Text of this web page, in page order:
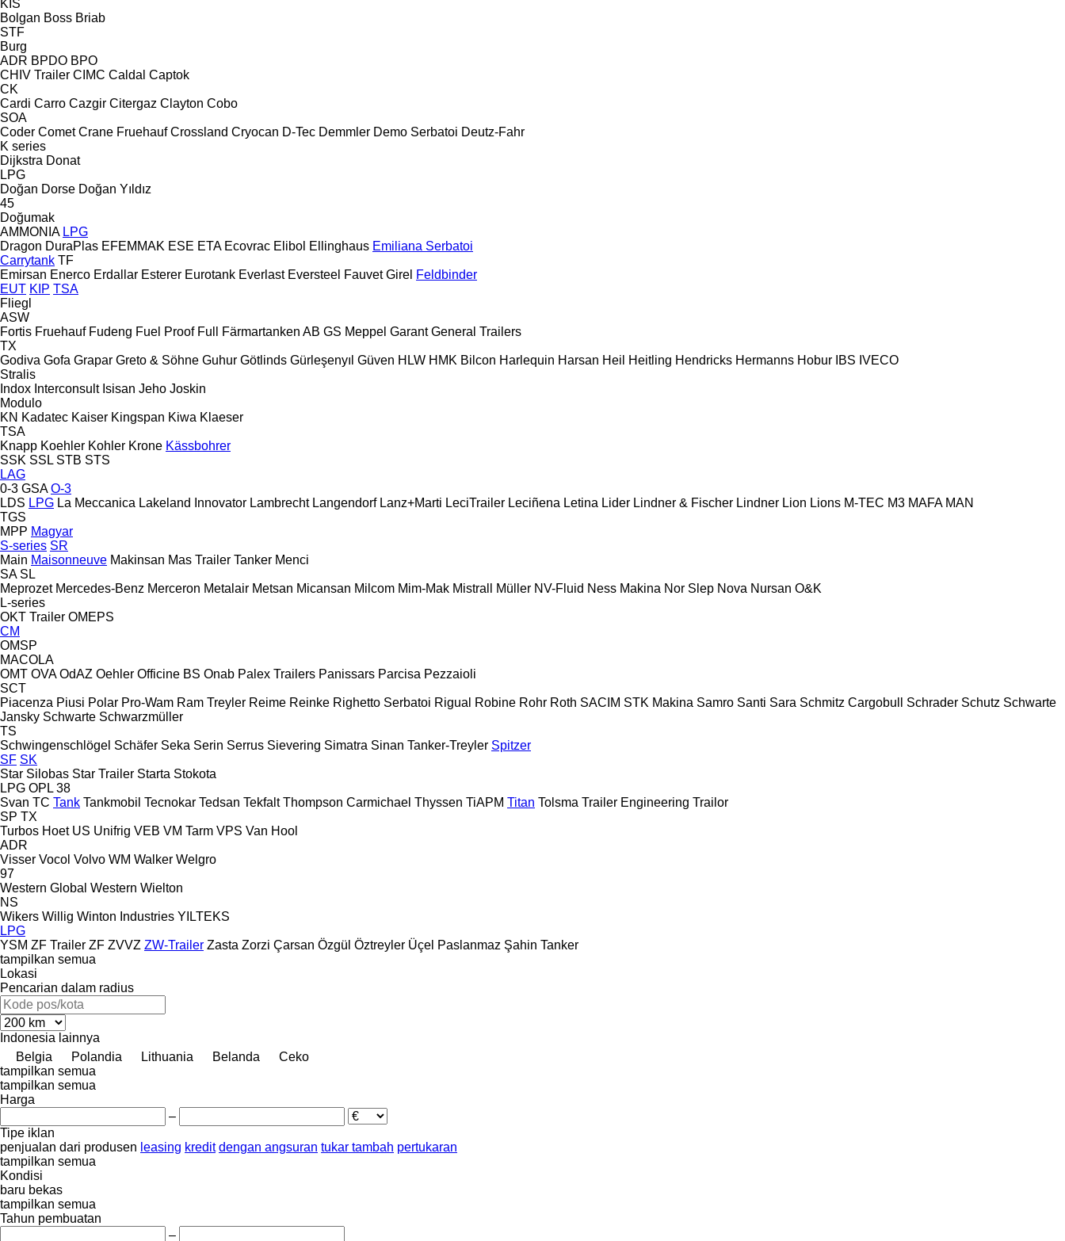
KIS
Bolgan Boss Briab
STF
Burg
ADR BPDO BPO
CHIV Trailer CIMC Caldal Captok
CK
Cardi Carro Cazgir Citergaz Clayton Cobo
SOA
Coder Comet Crane Fruehauf Crossland Cryocan D-Tec Demmler Demo Serbatoi Deutz-Fahr
K series
Dijkstra Donat
LPG
Doğan Dorse Doğan Yıldız
45
Doğumak
AMMONIA LPG
Dragon DuraPlas EFEMMAK ESE ETA Ecovrac Elibol Ellinghaus Emiliana Serbatoi
Carrytank TF
Emirsan Enerco Erdallar Esterer Eurotank Everlast Eversteel Fauvet Girel Feldbinder
EUT KIP TSA
Fliegl
ASW
Fortis Fruehauf Fudeng Fuel Proof Full Färmartanken AB GS Meppel Garant General Trailers
TX
Godiva Gofa Grapar Greto & Söhne Guhur Götlinds Gürleşenyıl Güven HLW HMK Bilcon Harlequin Harsan Heil Heitling Hendricks Hermanns Hobur IBS IVECO
Stralis
Indox Interconsult Isisan Jeho Joskin
Modulo
KN Kadatec Kaiser Kingspan Kiwa Klaeser
TSA
Knapp Koehler Kohler Krone Kässbohrer
SSK SSL STB STS
LAG
0-3 GSA O-3
LDS LPG La Meccanica Lakeland Innovator Lambrecht Langendorf Lanz+Marti LeciTrailer Leciñena Letina Lider Lindner & Fischer Lindner Lion Lions M-TEC M3 MAFA MAN
TGS
MPP Magyar
S-series SR
Main Maisonneuve Makinsan Mas Trailer Tanker Menci
SA SL
Meprozet Mercedes-Benz Merceron Metalair Metsan Micansan Milcom Mim-Mak Mistrall Müller NV-Fluid Ness Makina Nor Slep Nova Nursan O&K
L-series
OKT Trailer OMEPS
CM
OMSP
MACOLA
OMT OVA OdAZ Oehler Officine BS Onab Palex Trailers Panissars Parcisa Pezzaioli
SCT
Piacenza Piusi Polar Pro-Wam Ram Treyler Reime Reinke Righetto Serbatoi Rigual Robine Rohr Roth SACIM STK Makina Samro Santi Sara Schmitz Cargobull Schrader Schutz Schwarte
Jansky Schwarte Schwarzmüller
TS
Schwingenschlögel Schäfer Seka Serin Serrus Sievering Simatra Sinan Tanker-Treyler Spitzer
SF SK
Star Silobas Star Trailer Starta Stokota
LPG OPL 38
Svan TC Tank Tankmobil Tecnokar Tedsan Tekfalt Thompson Carmichael Thyssen TiAPM Titan Tolsma Trailer Engineering Trailor
SP TX
Turbos Hoet US Unifrig VEB VM Tarm VPS Van Hool
ADR
Visser Vocol Volvo WM Walker Welgro
97
Western Global Western Wielton
NS
Wikers Willig Winton Industries YILTEKS
LPG
YSM ZF Trailer ZF ZVVZ ZW-Trailer Zasta Zorzi Çarsan Özgül Öztreyler Üçel Paslanmaz Şahin Tanker
tampilkan semua
Lokasi
Pencarian dalam radius
Indonesia lainnya
Belgia
Polandia Lithuania Belanda
Ceko
tampilkan semua
tampilkan semua
Harga
–
Tipe iklan
penjualan dari produsen leasing kredit dengan angsuran tukar tambah pertukaran
tampilkan semua
Kondisi
baru bekas
tampilkan semua
Tahun pembuatan
–